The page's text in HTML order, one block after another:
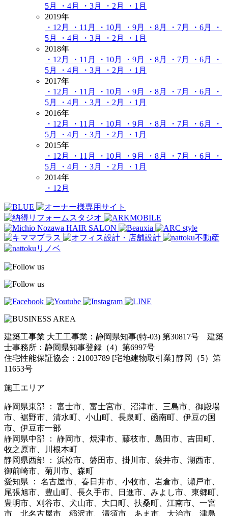
5月
・4月 ・3月 ・2月
・1月
2019年
・12月
・11月 ・10月 ・9月 ・8月 ・7月 ・6月
・
5月
・4月 ・3月 ・2月
・1月
2018年
・12月
・11月 ・10月 ・9月 ・8月 ・7月 ・6月
・
5月
・4月 ・3月 ・2月
・1月
2017年
・12月
・11月 ・10月 ・9月 ・8月 ・7月 ・6月
・
5月
・4月 ・3月 ・2月
・1月
2016年
・12月
・11月 ・10月 ・9月 ・8月 ・7月 ・6月
・
5月
・4月 ・3月 ・2月
・1月
2015年
・12月
・11月 ・10月 ・9月 ・8月 ・7月 ・6月
・
5月
・4月 ・3月 ・2月
・1月
2014年
・12月
建築工事業 大工工事業：静岡県知事(特-03) 第30817号 建築
士事務所：静岡県知事登録（4）第6997号
住宅性能保証協会：21003789 [宅地建物取引業] 静岡（5）第
11653号
施工エリア
静岡県東部 ： 富士市、富士宮市、沼津市、三島市、御殿場
市、裾野市、清水町、小山町、長泉町、函南町、伊豆の国
市、伊豆市一部
静岡県中部 ： 静岡市、焼津市、藤枝市、島田市、吉田町、
牧之原市、川根本町
静岡県西部 ： 浜松市、磐田市、掛川市、袋井市、湖西市、
御前崎市、菊川市、森町
愛知県 ： 名古屋市、春日井市、小牧市、岩倉市、瀬戸市、
尾張旭市、豊山町、長久手市、日進市、みよし市、東郷町、
豊明市、刈谷市、犬山市、大口町、扶桑町、江南市、一宮
市、北名古屋市、稲沢市、清須市、あま市、大治市、津島